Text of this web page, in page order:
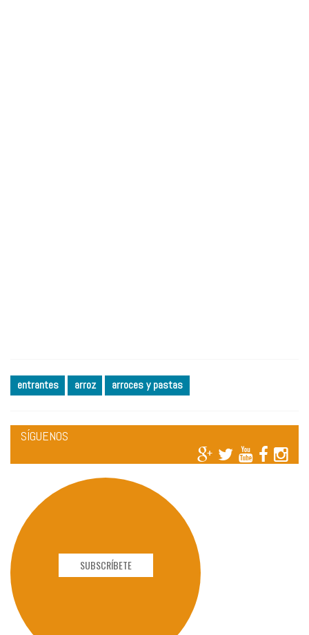
entrantes arroz arroces y pastas
SÍGUENOS
SUBSCRÍBETE